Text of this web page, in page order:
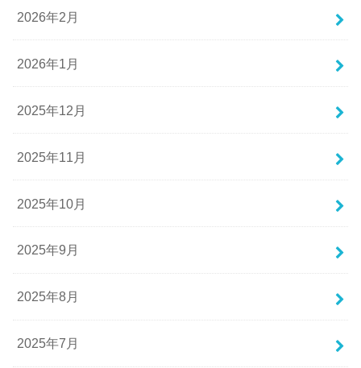
2026年2月
2026年1月
2025年12月
2025年11月
2025年10月
2025年9月
2025年8月
2025年7月